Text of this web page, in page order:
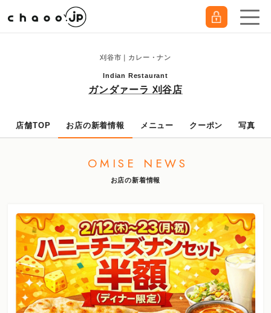
刈谷市｜カレー・ナン
Indian Restaurant
ガンダァーラ 刈谷店
店舗TOP お店の新着情報 メニュー クーポン 写真
OMISE NEWS
お店の新着情報